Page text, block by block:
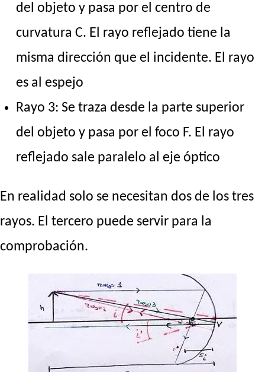
del objeto y pasa por el centro de
curvatura C. El rayo reflejado tiene la
misma dirección que el incidente. El rayo
es al espejo
Rayo 3: Se traza desde la parte superior
del objeto y pasa por el foco F. El rayo
reflejado sale paralelo al eje óptico
En realidad solo se necesitan dos de los tres
rayos. El tercero puede servir para la
comprobación.